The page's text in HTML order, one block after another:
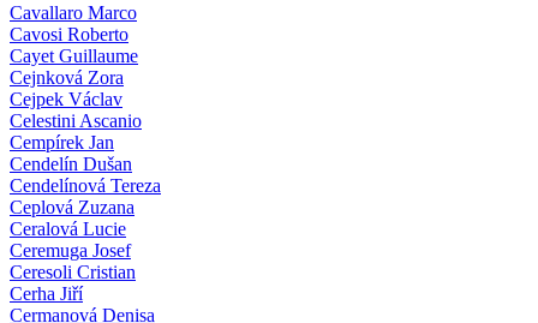
Cavallaro Marco
Cavosi Roberto
Cayet Guillaume
Cejnková Zora
Cejpek Václav
Celestini Ascanio
Cempírek Jan
Cendelín Dušan
Cendelínová Tereza
Ceplová Zuzana
Ceralová Lucie
Ceremuga Josef
Ceresoli Cristian
Cerha Jiří
Cermanová Denisa